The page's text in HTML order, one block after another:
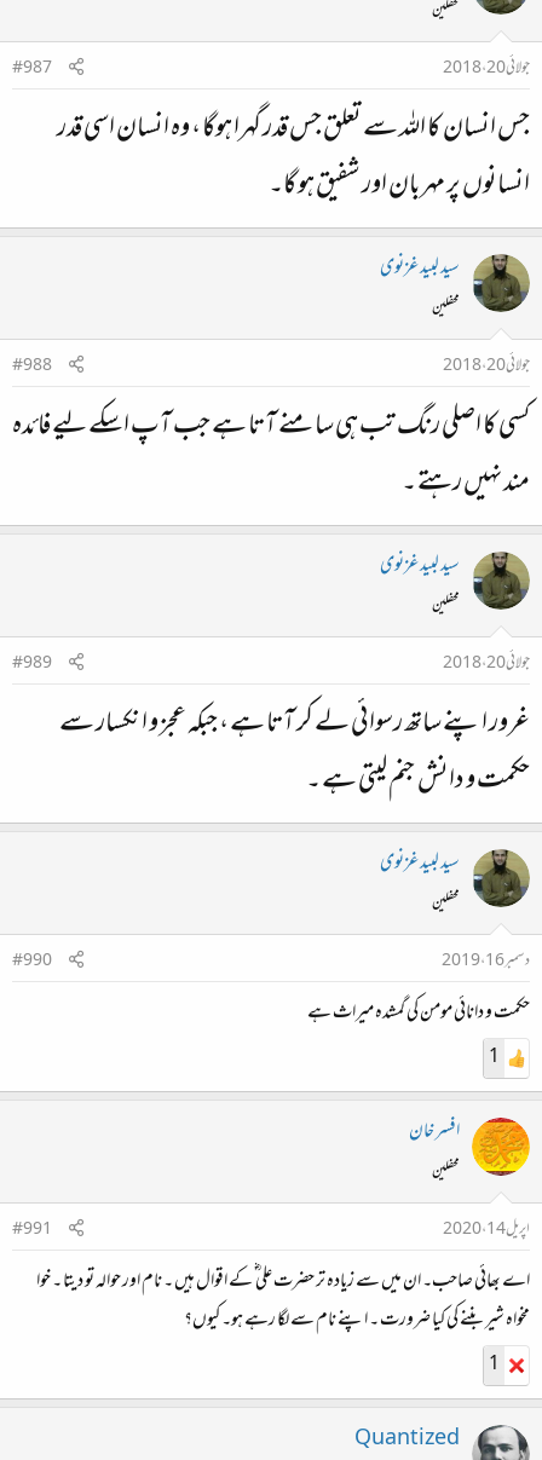
محفلین
جولائی 20، 2018
#987
جس انسان کا اللہ سے تعلق جس قدر گہرا ہوگا ، وہ انسان اسی قدر
انسانوں پر مہربان اور شفیق ہو گا۔
سید لبید غزنوی
محفلین
جولائی 20، 2018
#988
کسی کا اصلی رنگ تب ہی سامنے آتا ہے جب آپ اسکے لیے فائدہ
مند نہیں رہتے ۔
سید لبید غزنوی
محفلین
جولائی 20، 2018
#989
غرور اپنے ساتھ رسوائی لے کر آتا ہے ، جبکہ عجز و انکسار سے
حکمت و دانش جنم لیتی ہے ۔
سید لبید غزنوی
محفلین
دسمبر 16، 2019
#990
حکمت و دانائی مومن کی گمشدہ میراث ہے
1
افسر خان
محفلین
اپریل 14، 2020
#991
اے بھائی صاحب۔ ان میں سے زیادہ تر حضرت علی ؓ کے اقوال ہیں ۔ نام اور حوالہ تو دیتا ۔ خوا
مخواہ شیر بننے کی کیا ضرورت ۔ اپنے نام سے لگا رہے ہو۔ کیوں؟
1
Quantized